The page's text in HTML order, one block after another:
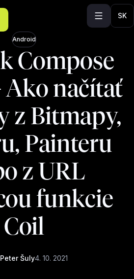
SK
Android
Compose
Ako načítať
z Bitmapy,
Painteru
z URL
funkcie
Coil
Peter Šuly4. 10. 2021